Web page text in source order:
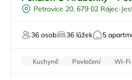
Vířivka
Sauna
Pro svatby a oslavy
Petrovice 20, 679 02 Rájec-
36 osob 36 lůžek 5
Kuchyně Povlečení Wi-Fi
Zvířata povolena